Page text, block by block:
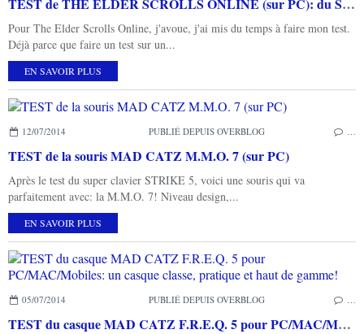
Pour The Elder Scrolls Online, j'avoue, j'ai mis du temps à faire mon test.
Déjà parce que faire un test sur un...
EN SAVOIR PLUS
12/07/2014 PUBLIÉ DEPUIS OVERBLOG
TEST de la souris MAD CATZ M.M.O. 7 (sur PC)
Après le test du super clavier STRIKE 5, voici une souris qui va
parfaitement avec: la M.M.O. 7! Niveau design,...
EN SAVOIR PLUS
05/07/2014 PUBLIÉ DEPUIS OVERBLOG
TEST du casque MAD CATZ F.R.E.Q. 5 pour PC/MAC/Mobiles: un casque classe, pratique et haut de gamme!